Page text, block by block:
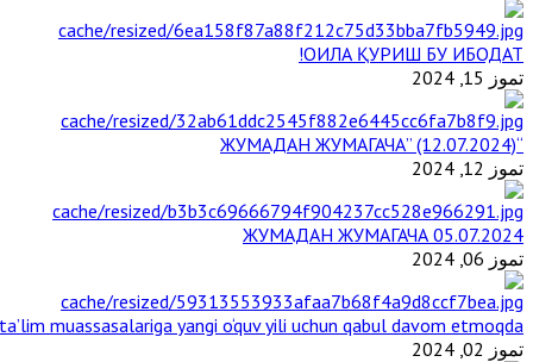
ОИЛА ҚУРИШ БУ ИБОДАТ!
تموز 15, 2024
“ЖУМАДАН ЖУМАГАЧА” (12.07.2024)
تموز 12, 2024
ЖУМАДАН ЖУМАГАЧА 05.07.2024
تموز 06, 2024
muassasalariga yangi o‘quv yili uchun qabul davom etmoqda
تموز 02, 2024